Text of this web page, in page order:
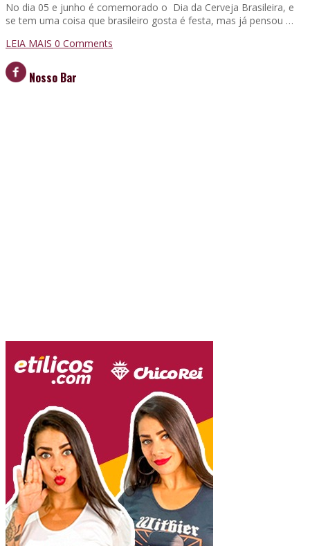
No dia 05 e junho é comemorado o Dia da Cerveja Brasileira, e
se tem uma coisa que brasileiro gosta é festa, mas já pensou …
LEIA MAIS 0 Comments
Nosso Bar